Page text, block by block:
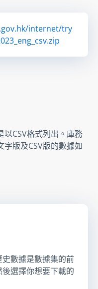
internet/try
CSV格式列出。庫務
版及CSV版的數據如
數據是數據集的前
選擇你想要下載的